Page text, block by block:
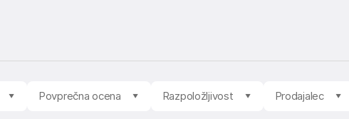
Povprečna ocena Razpoložljivost Prodajalec